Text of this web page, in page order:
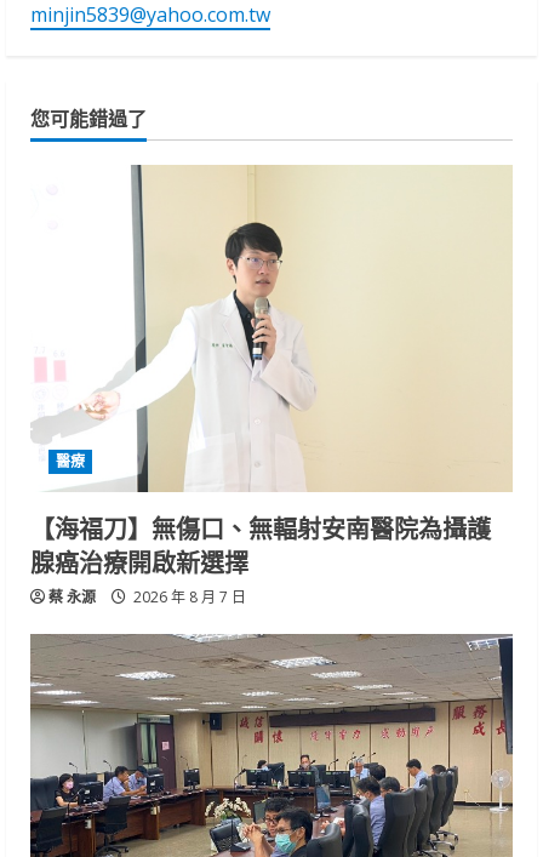
minjin5839@yahoo.com.tw
您可能錯過了
醫療
【海福刀】無傷口、無輻射安南醫院為攝護
腺癌治療開啟新選擇
蔡 永源 2026 年 8 月 7 日